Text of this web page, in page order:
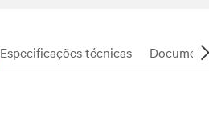
Especificações técnicas